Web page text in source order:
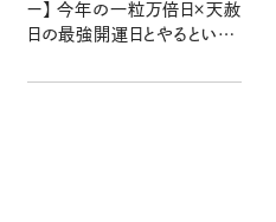
ー】 今年の一粒万倍日×天赦
日の最強開運日とやるといい